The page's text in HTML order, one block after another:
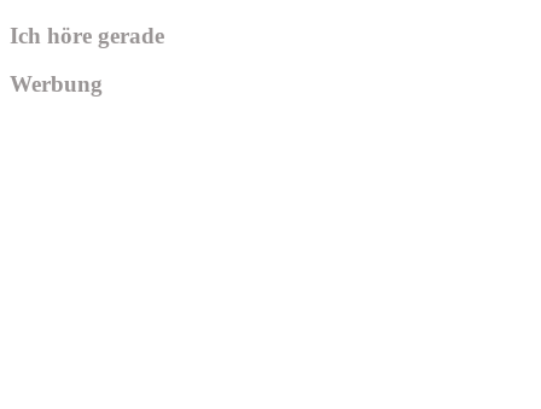
Ich höre gerade
Werbung